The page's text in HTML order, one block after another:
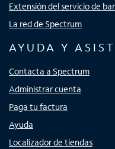
Extensión del servicio de
La red de Spectrum
AYUDA Y
Contacta a Spectrum
Administrar cuenta
Paga tu factura
Ayuda
Localizador de tiendas